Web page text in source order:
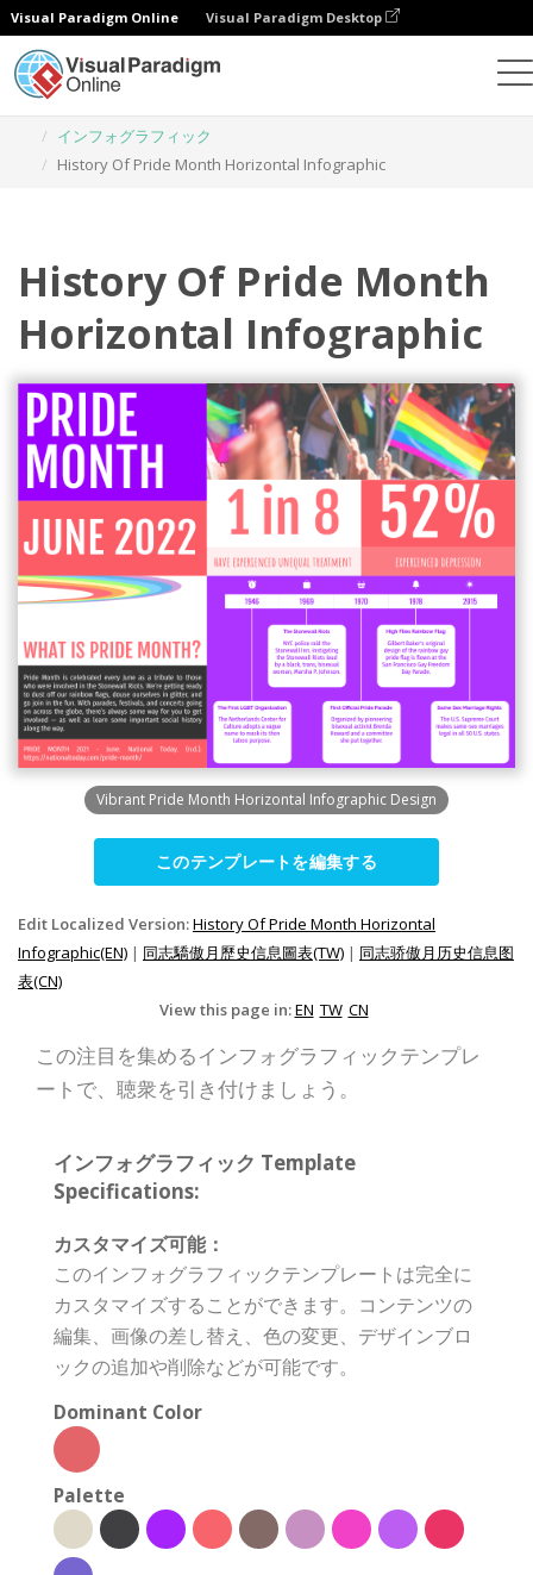
Visual Paradigm Online Visual Paradigm Desktop
インフォグラフィック
History Of Pride Month Horizontal Infographic
History Of Pride Month
Horizontal Infographic
Vibrant Pride Month Horizontal Infographic Design
このテンプレートを編集する
Edit Localized Version:History Of Pride Month Horizontal
Infographic(EN) | 同志驕傲月歷史信息圖表(TW) | 同志骄傲月历史信息图
表(CN)
View this page in:EN TW CN
この注目を集めるインフォグラフィックテンプレ
ートで、聴衆を引き付けましょう。
インフォグラフィック Template
Specifications:
カスタマイズ可能：
このインフォグラフィックテンプレートは完全に
カスタマイズすることができます。コンテンツの
編集、画像の差し替え、色の変更、デザインブロ
ックの追加や削除などが可能です。
Dominant Color
Palette